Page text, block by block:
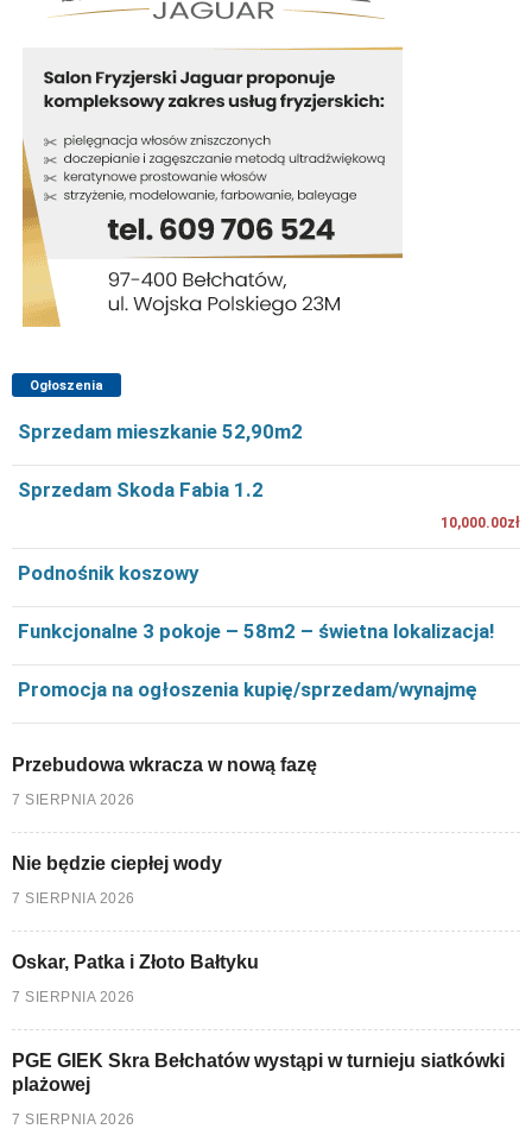
Ogłoszenia
Sprzedam mieszkanie 52,90m2
Sprzedam Skoda Fabia 1.2
10,000.00zł
Podnośnik koszowy
Funkcjonalne 3 pokoje – 58m2 – świetna lokalizacja!
Promocja na ogłoszenia kupię/sprzedam/wynajmę
Przebudowa wkracza w nową fazę
7 SIERPNIA 2026
Nie będzie ciepłej wody
7 SIERPNIA 2026
Oskar, Patka i Złoto Bałtyku
7 SIERPNIA 2026
PGE GIEK Skra Bełchatów wystąpi w turnieju siatkówki
plażowej
7 SIERPNIA 2026